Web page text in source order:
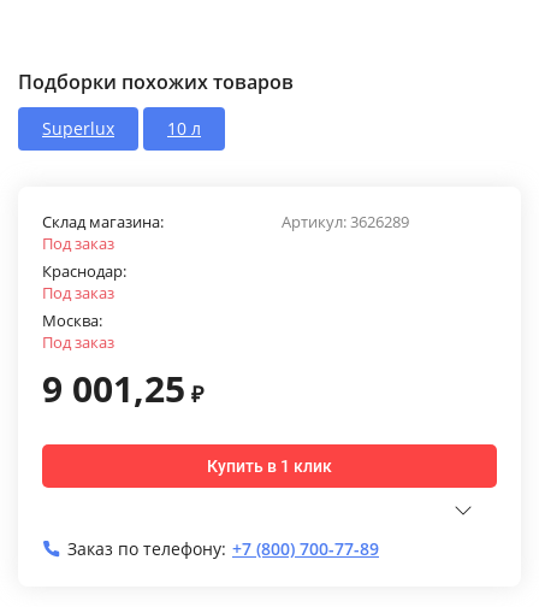
Подборки похожих товаров
Superlux 10 л
Артикул:3626289
Склад магазина:
Под заказ
Краснодар:
Под заказ
Москва:
Под заказ
9 001,25 ₽
Купить в 1 клик
Заказ по телефону: +7 (800) 700-77-89